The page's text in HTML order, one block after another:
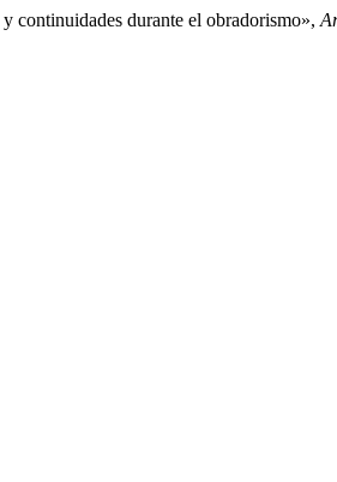
continuidades durante el obradorismo»,